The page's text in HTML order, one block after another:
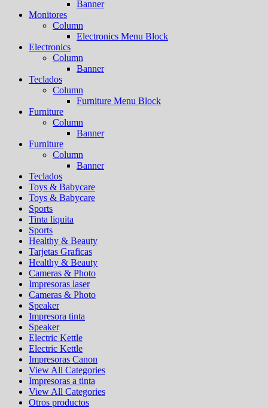
Banner
Monitores
Column
Electronics Menu Block
Electronics
Column
Banner
Teclados
Column
Furniture Menu Block
Furniture
Column
Banner
Furniture
Column
Banner
Teclados
Toys & Babycare
Toys & Babycare
Sports
Tinta liquita
Sports
Healthy & Beauty
Tarjetas Graficas
Healthy & Beauty
Cameras & Photo
Impresoras laser
Cameras & Photo
Speaker
Impresora tinta
Speaker
Electric Kettle
Electric Kettle
Impresoras Canon
View All Categories
Impresoras a tinta
View All Categories
Otros productos